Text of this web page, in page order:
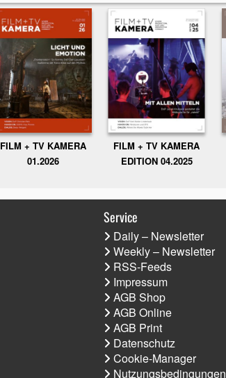
FILM + TV KAMERA
01.2026
FILM + TV KAMERA
EDITION 04.2025
Service
Daily – Newsletter
Weekly – Newsletter
RSS-Feeds
Impressum
AGB Shop
AGB Online
AGB Print
Datenschutz
Cookie-Manager
Nutzungsbedingungen